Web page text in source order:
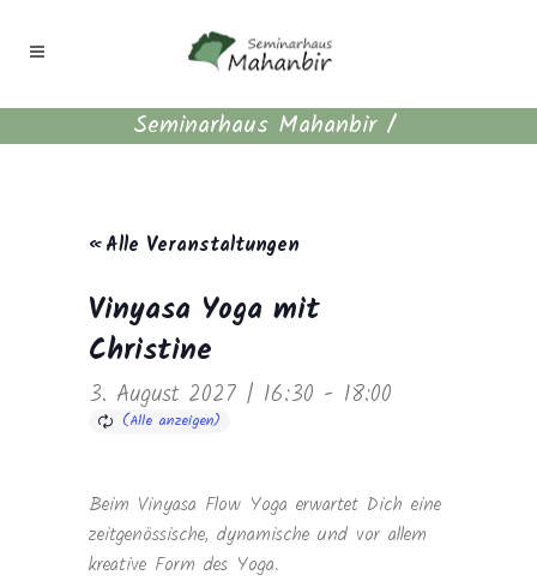
Seminarhaus Mahanbir/
« Alle Veranstaltungen
Vinyasa Yoga mit
Christine
3. August 2027 | 16:30 - 18:00
Beim Vinyasa Flow Yoga erwartet Dich eine
zeitgenössische, dynamische und vor allem
kreative Form des Yoga.